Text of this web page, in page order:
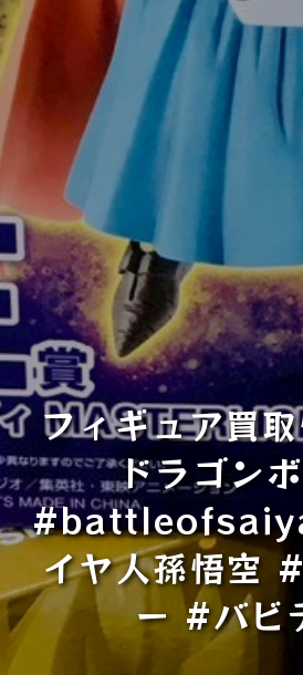
フィギュア買
ドラゴン
イヤ人孫悟空
ー #バビ